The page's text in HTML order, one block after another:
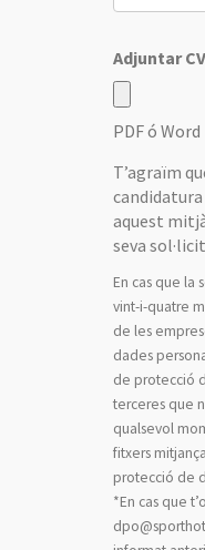
Adjuntar CV
PDF ó Word
T’agraïm
aquest
seva
En cas que la
vint-i-quatre
de les
dades
de protecció
terceres que
qualsevol
fitxers
protecció de
*En cas que